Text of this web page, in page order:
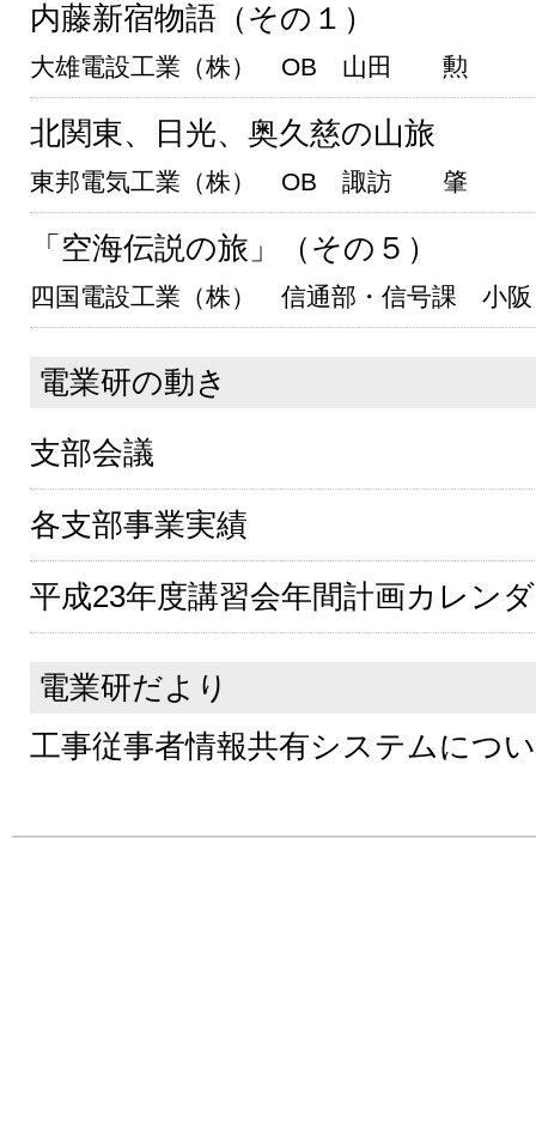
内藤新宿物語（その１）
大雄電設工業（株） OB 山田 勲
北関東、日光、奥久慈の山旅
東邦電気工業（株） OB 諏訪 肇
「空海伝説の旅」（その５）
四国電設工業（株） 信通部・信号課 小
電業研の動き
支部会議
各支部事業実績
平成23年度講習会年間計画カレン
電業研だより
工事従事者情報共有システムにつ